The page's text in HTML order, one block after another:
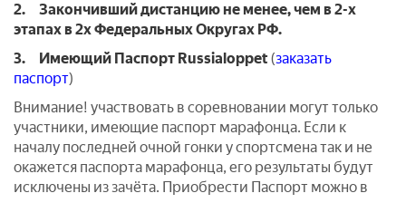
2.
Закончивший дистанцию не менее, чем в 2-х
этапах в 2х Федеральных Округах РФ.
3. Имеющий Паспорт Russialoppet (заказать
паспорт)
Внимание! участвовать в соревновании могут только
участники, имеющие паспорт марафонца. Если к
началу последней очной гонки у спортсмена так и не
окажется паспорта марафонца, его результаты будут
исключены из зачёта. Приобрести Паспорт можно в